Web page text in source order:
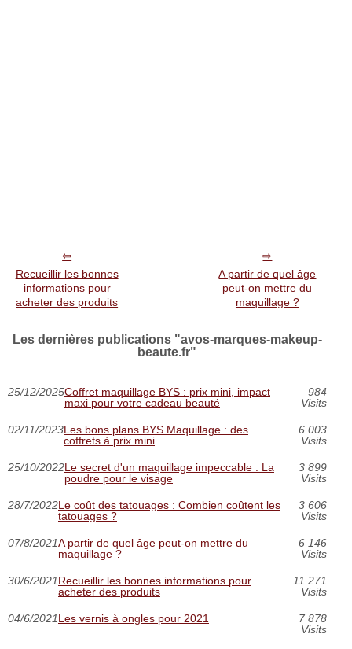
Recueillir les bonnes
informations pour
acheter des produits
A partir de quel âge
peut-on mettre du
maquillage ?
Les dernières publications "avos-marques-makeup-
beaute.fr"
25/12/2025Coffret maquillage BYS : prix mini, impact
maxi pour votre cadeau beauté
984
Visits
02/11/2023Les bons plans BYS Maquillage : des
coffrets à prix mini
6 003
Visits
25/10/2022Le secret d'un maquillage impeccable : La
poudre pour le visage
3 899
Visits
28/7/2022Le coût des tatouages : Combien coûtent les
tatouages ?
3 606
Visits
07/8/2021A partir de quel âge peut-on mettre du
maquillage ?
6 146
Visits
30/6/2021Recueillir les bonnes informations pour
acheter des produits
11 271
Visits
04/6/2021Les vernis à ongles pour 2021
7 878
Visits